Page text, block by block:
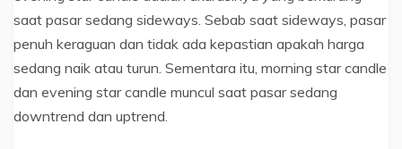
saat pasar sedang sideways. Sebab saat sideways, pasar
penuh keraguan dan tidak ada kepastian apakah harga
sedang naik atau turun. Sementara itu, morning star candle
dan evening star candle muncul saat pasar sedang
downtrend dan uptrend.